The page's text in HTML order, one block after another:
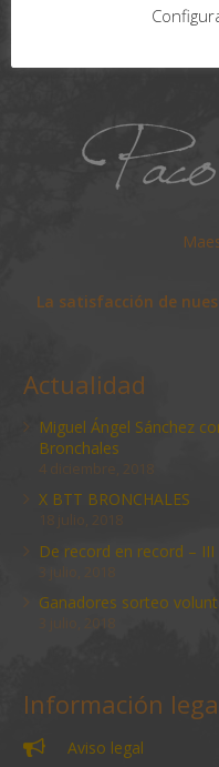
La satisfacción de
Actualidad
Miguel Ángel Sánchez
Bronchales
4 diciembre, 2018
X BTT BRONCHALES
18 julio, 2018
De record en record –
3 julio, 2018
Ganadores sorteo
3 julio, 2018
Información
Aviso legal